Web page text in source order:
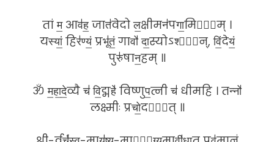
तां म॒ आव॑ह॒ जात॑वेदो ल॒क्षीमन॑पगा॒मिनी᳚म् ।
यस्यां॒ हिर॑ण्यं॒ प्रभू॑तं॒ गावो॑ दा॒स्योऽश्वा᳚न्, विं॒देयं॒
पुरु॑षान॒हम् ॥
ॐ म॒हा॒दे॒व्यै च॑ वि॒द्महे॑ विष्णुप॒त्नी च॑ धीमहि । तन्नो॑
लक्ष्मीः प्रचो॒दया᳚त् ॥